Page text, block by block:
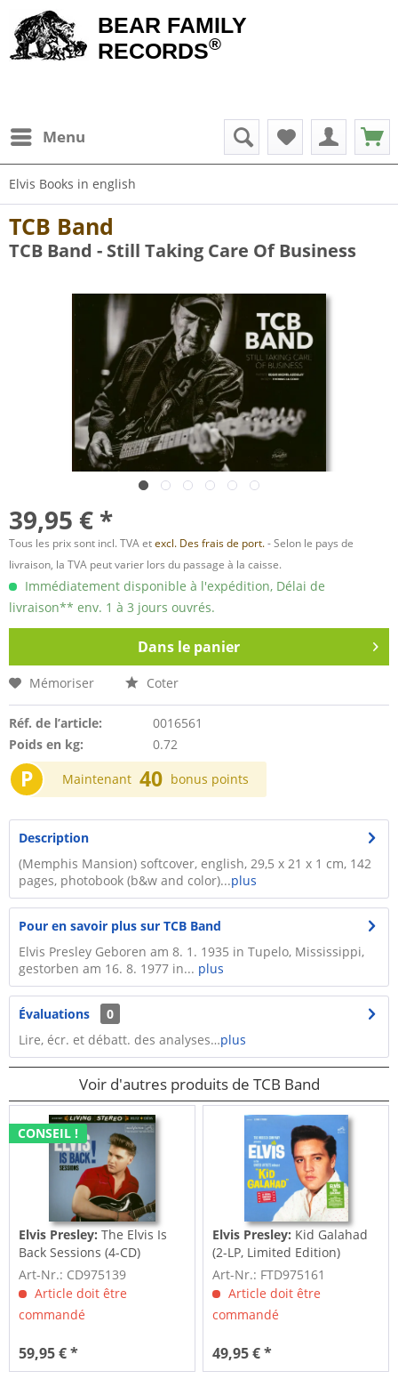
BEAR FAMILY
RECORDS®
Menu
Elvis Books in english
TCB Band
TCB Band - Still Taking Care Of Business
39,95 € *
Tous les prix sont incl. TVA etexcl. Des frais de port.- Selon le pays de
livraison, la TVA peut varier lors du passage à la caisse.
Immédiatement disponible à l'expédition, Délai de
livraison** env. 1 à 3 jours ouvrés.
Dans le panier
Mémoriser Coter
Réf. de l’article:
0016561
Poids en kg:
0.72
P Maintenant 40 bonus points
Description
(Memphis Mansion) softcover, english, 29,5 x 21 x 1 cm, 142
pages, photobook (b&w and color)...plus
Pour en savoir plus sur TCB Band
Elvis Presley Geboren am 8. 1. 1935 in Tupelo, Mississippi,
gestorben am 16. 8. 1977 in... plus
Évaluations
0
Lire, écr. et débatt. des analyses…plus
Voir d'autres produits de TCB Band
CONSEIL !
Elvis Presley:The Elvis Is
Back Sessions (4-CD)
Art-Nr.: CD975139
Article doit être
commandé
59,95 € *
Elvis Presley: Kid Galahad
(2-LP, Limited Edition)
Art-Nr.: FTD975161
Article doit être
commandé
49,95 € *